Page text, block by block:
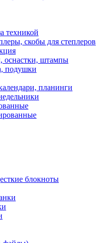
техникой
скобы для степлеров
оснастки, штампы
подушки
планинги
блокноты